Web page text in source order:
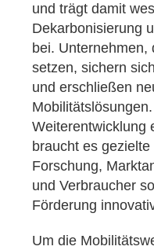
und trägt damit
Dekarbonisierung
bei. Unternehmen,
setzen, sichern
und erschließen
Weiterentwicklung
braucht es
Forschung,
und Verbraucher
Förderung
Um die